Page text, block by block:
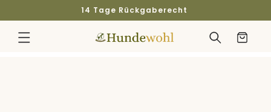
Inhalt
14 Tage Rückgaberecht
Warenkorb